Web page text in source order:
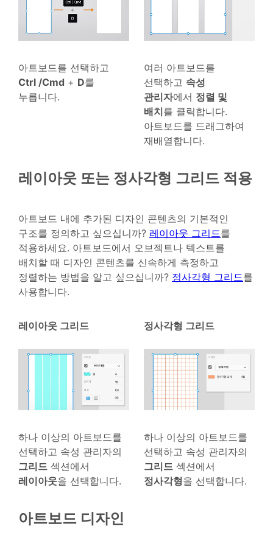
아트보드를 선택하고
Ctrl /Cmd + D를
누릅니다.
여러 아트보드를
선택하고 속성
관리자에서 정렬 및
배치를 클릭합니다.
아트보드를 드래그하여
재배열합니다.
레이아웃 또는 정사각형 그리드 적용
아트보드 내에 추가된 디자인 콘텐츠의 기본적인
구조를 정의하고 싶으십니까? 레이아웃 그리드를
적용하세요. 아트보드에서 오브젝트나 텍스트를
배치할 때 디자인 콘텐츠를 신속하게 측정하고
정렬하는 방법을 알고 싶으십니까? 정사각형 그리드를
사용합니다.
레이아웃 그리드
하나 이상의 아트보드를
선택하고 속성 관리자의
그리드 섹션에서
레이아웃을 선택합니다.
정사각형 그리드
하나 이상의 아트보드를
선택하고 속성 관리자의
그리드 섹션에서
정사각형을 선택합니다.
아트보드 디자인